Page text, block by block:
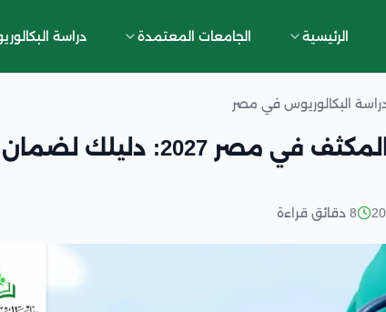
الرئيسية الجامعات المعتمدة دراسة
البكالوريوس في مصر
مواعيد تقديم التمريض المكثف في مصر
8 دقائق قراءة